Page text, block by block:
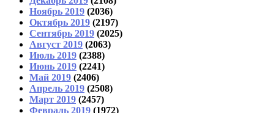
Ноябрь 2019 (2036)
Октябрь 2019 (2197)
Сентябрь 2019 (2025)
Август 2019 (2063)
Июль 2019 (2388)
Июнь 2019 (2241)
Май 2019 (2406)
Апрель 2019 (2508)
Март 2019 (2457)
Февраль 2019 (1972)